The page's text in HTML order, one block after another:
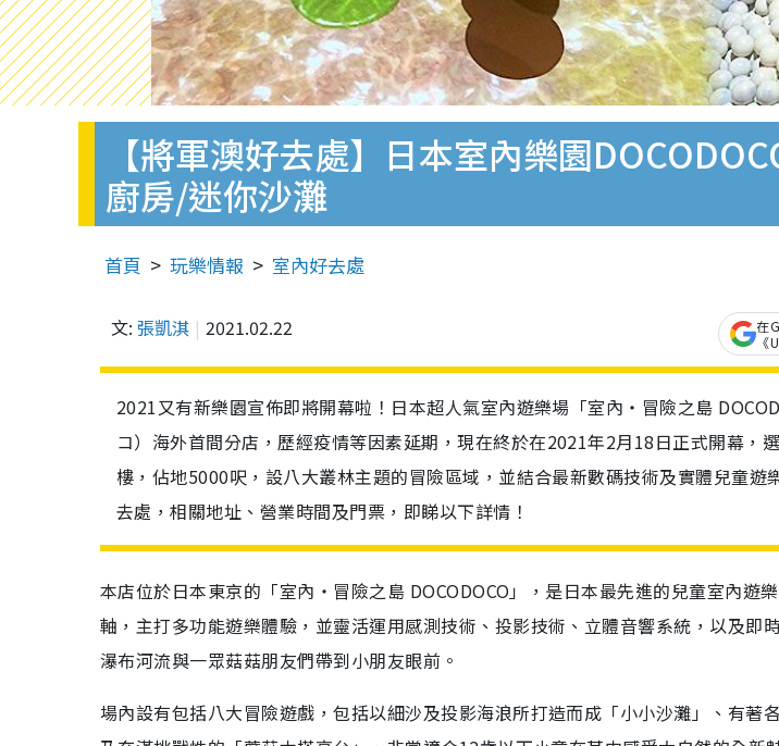
【將軍澳好去處】日本室內樂園
廚房/迷你沙灘
首頁 玩樂情報 室內好去處
文: 張凱淇 2021.02.22
在
《
2021又有新樂園宣佈即將開幕啦！日本超人氣室內遊樂場「室內・冒險之島
コ）海外首間分店，歷經疫情等因素延期，現在終於在2021年2月18日正式開幕，
樓，佔地5000呎，設八⼤叢林主題的冒險區域，並結合最新數碼技術及實體兒童遊
去處，相關地址、營業時間及門票，即睇以下詳情！
本店位於日本東京的「室內・冒險之島 DOCODOCO」，是日本最先進的兒童室內遊
軸，主打多功能遊樂體驗，並靈活運用感測技術、投影技術、立體⾳響系統，以及即
瀑布河流與一眾菇菇朋友們帶到小朋友眼前。
場內設有包括八⼤冒險遊戲，包括以細沙及投影海浪所打造而成「⼩⼩沙灘」、有著